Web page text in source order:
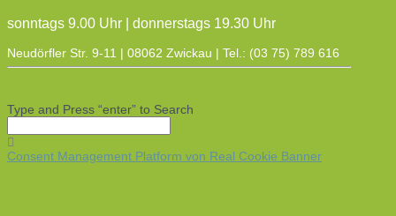
sonntags 9.00 Uhr | donnerstags 19.30 Uhr
Neudörfler Str. 9-11 | 08062 Zwickau | Tel.: (03 75) 789 616
Type and Press “enter” to Search
Consent Management Platform von Real Cookie Banner